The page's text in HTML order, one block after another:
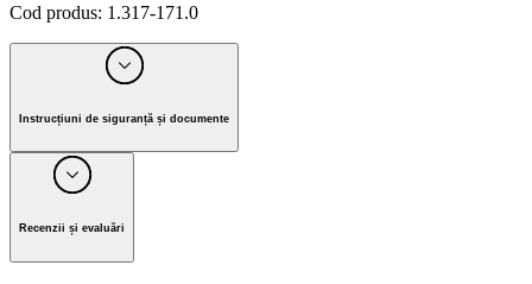
Cod produs: 1.317-171.0
Instrucțiuni de siguranță și documente
Producător Alfred Kärcher SE & Co. KG
Alfred-Kärcher-Strasse 28-40, 71364 Winnenden, Germany
Tel. +49 7195 / 14-0 I Fax +49 7195 / 14-2212
Recenzii și evaluări